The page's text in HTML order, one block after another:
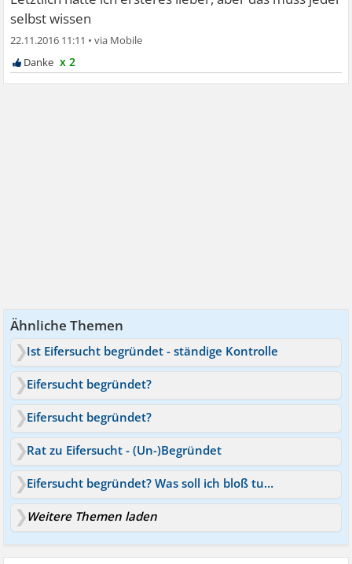
selbst wissen
22.11.2016 11:11 •
x 2
Ähnliche Themen
Ist Eifersucht begründet - ständige Kontrolle
Eifersucht begründet?
Eifersucht begründet?
Rat zu Eifersucht - (Un-)Begründet
Eifersucht begründet? Was soll ich bloß tun? :-(
Weitere Themen laden